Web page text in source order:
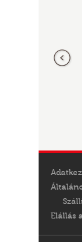
Elállás